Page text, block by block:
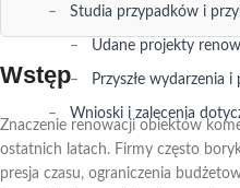
Studia przypadków i
Udane projekty
Przyszłe wydarzenia i
Wnioski i zalecenia
Wstęp
Znaczenie renowacji obiektów
ostatnich latach. Firmy często
presja czasu, ograniczenia